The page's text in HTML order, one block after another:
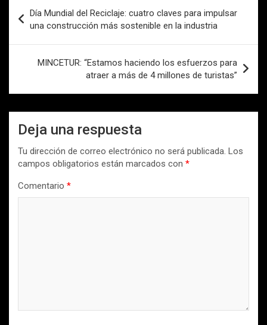
de
entradas
Día Mundial del Reciclaje: cuatro claves para impulsar
una construcción más sostenible en la industria
MINCETUR: “Estamos haciendo los esfuerzos para
atraer a más de 4 millones de turistas”
Deja una respuesta
Tu dirección de correo electrónico no será publicada. Los
campos obligatorios están marcados con *
Comentario *